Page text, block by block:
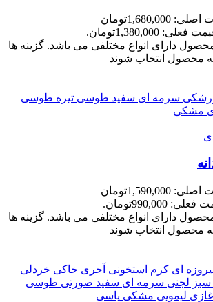
قیمت اصلی: 1,680,000تومان
فعلی: 1,380,000تومان.
محصول دارای انواع مختلفی می باشد. گزینه ها
انتخاب شوند
سرمه ای سفید طوسی تیره طوسی
مشکی
قیمت اصلی: 1,590,000تومان
990,000تومان.
محصول دارای انواع مختلفی می باشد. گزینه ها
انتخاب شوند
ای کرم استخونی آجری خاکی خردلی
سبز لجنی سرمه ای سفید صورتی طوسی
لیمویی مشکی یاسی